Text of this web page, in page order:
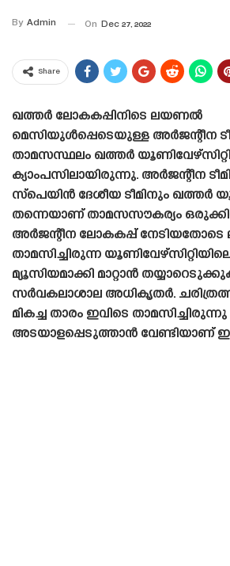
By Admin On Dec 27, 2022
Share
ഖത്തർ ലോകകപ്പിനിടെ ലയണൽ
മെസിയുൾപ്പെടെയുള്ള അർജന്റീന
താമസസ്ഥലം ഖത്തർ യൂണിവേഴ്‌സിറ്റി
ക്യാംപസിലായിരുന്നു. അർജന്റീന
സ്പെയിൻ ദേശീയ ടീമിനും ഖത്തർ
തന്നെയാണ് താമസസൗകര്യം
അർജന്റീന ലോകകപ്പ്
താമസിച്ചിരുന്ന
മ്യൂസിയമാക്കി മാറ്റാൻ
സർവകലാശാല അധികൃതർ.
മികച്ച താരം ഇവിടെ
അടയാളപ്പെടുത്താൻ വേണ്ടിയാണ്